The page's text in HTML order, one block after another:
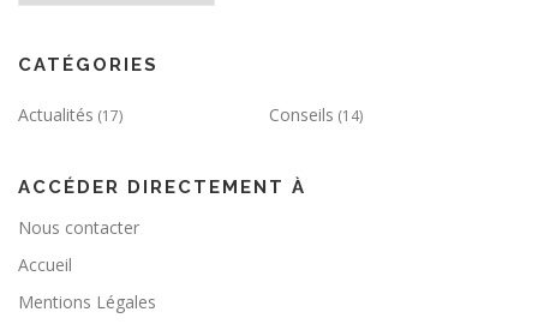
CATÉGORIES
Actualités (17) Conseils (14)
ACCÉDER DIRECTEMENT À
Nous contacter
Accueil
Mentions Légales